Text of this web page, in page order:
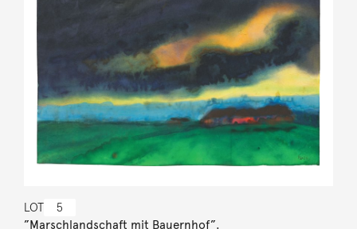
LOT 5
”Marschlandschaft mit Bauernhof”.